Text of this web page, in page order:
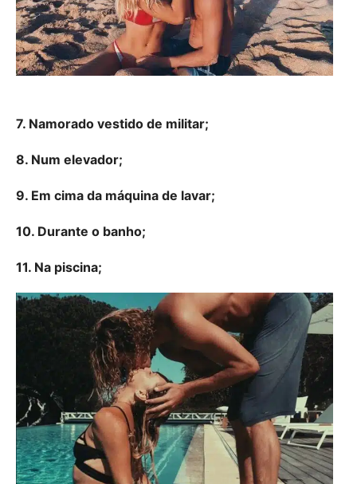
7. Namorado vestido de militar;
8. Num elevador;
9. Em cima da máquina de lavar;
10. Durante o banho;
11. Na piscina;